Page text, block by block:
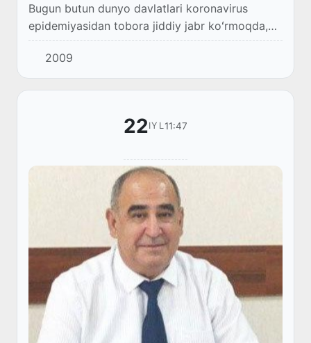
Bugun butun dunyo davlatlari koronavirus
epidemiyasidan tobora jiddiy jabr koʻrmoqda,
yuzaga kelgan oʻta ogʻir va murakkab sharoit,
birinchi navbatda, bashariyatdan yana-da
hushyor...
2009
22IYL11:47